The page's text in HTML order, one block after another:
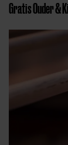
Gratis Ouder &